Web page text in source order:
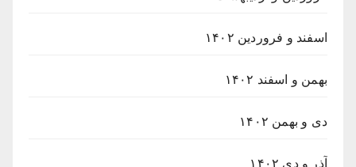
اسفند و فروردین ۱۴۰۲
بهمن و اسفند ۱۴۰۲
دی و بهمن ۱۴۰۲
آذر و دی ۱۴۰۲